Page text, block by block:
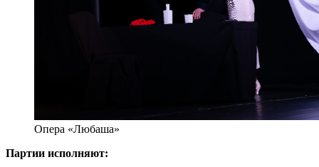
Опера «Любаша»
Партии исполняют: